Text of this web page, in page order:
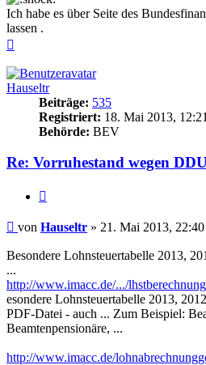
Ich habe es über Seite des
lassen .
Hauseltr
Beiträge: 535
Registriert: 18. Mai 2013, 12:21
Behörde: BEV
Re: Vorruhestand wegen
Beitrag
von Hauseltr » 21. Mai 2013, 22:40
Besondere Lohnsteuertabelle 2013,
...
http://www.imacc.de/.../
esondere Lohnsteuertabelle 2013,
PDF-Datei - auch ... Zum Beispiel:
Beamtenpensionäre, ...
http://www.imacc.de/